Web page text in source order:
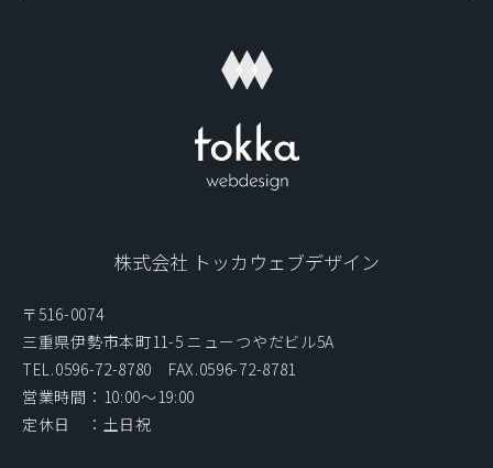
は提供することはありません。
ただし、次の場合は除きます。
・警察からの要請など、官公署からの要請の場合
・法律の適用を受ける場合
のお求めがあった場合は、確実に応じます。
個人情報保護に関するお問い合わせ先
株式会社 トッカウェブデザイン
〒516-0074
三重県伊勢市本町11-5 ニューつやだビル5A
TEL.0596-72-8780 FAX.0596-72-8781
営業時間：10:00〜19:00
定休日 ：土日祝